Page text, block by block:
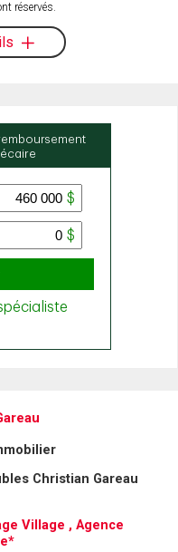
réservés.
Christian Gareau
Village , Agence